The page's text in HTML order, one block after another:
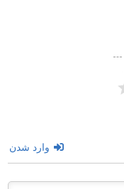
وارد شدن